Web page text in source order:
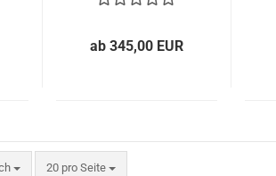
ab 345,00 EUR
20 pro Seite
pro Seite